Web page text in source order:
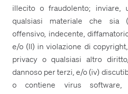
illecito o fraudolento; inviare,
qualsiasi materiale che sia
offensivo, indecente,
e/o (II) in violazione di
privacy o qualsiasi altro
dannoso per terzi, e/o (iv)
o contiene virus software,